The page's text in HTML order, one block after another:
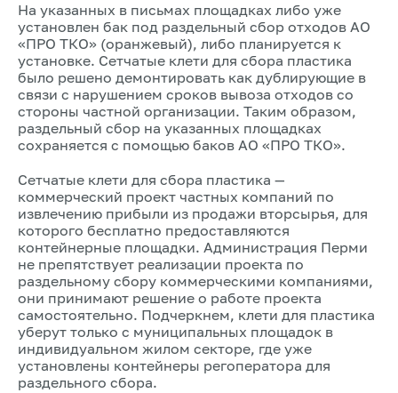
На указанных в письмах площадках либо уже
установлен бак под раздельный сбор отходов АО
«ПРО ТКО» (оранжевый), либо планируется к
установке. Сетчатые клети для сбора пластика
было решено демонтировать как дублирующие в
связи с нарушением сроков вывоза отходов со
стороны частной организации. Таким образом,
раздельный сбор на указанных площадках
сохраняется с помощью баков АО «ПРО ТКО».
Сетчатые клети для сбора пластика —
коммерческий проект частных компаний по
извлечению прибыли из продажи вторсырья, для
которого бесплатно предоставляются
контейнерные площадки. Администрация Перми
не препятствует реализации проекта по
раздельному сбору коммерческими компаниями,
они принимают решение о работе проекта
самостоятельно. Подчеркнем, клети для пластика
уберут только с муниципальных площадок в
индивидуальном жилом секторе, где уже
установлены контейнеры регоператора для
раздельного сбора.